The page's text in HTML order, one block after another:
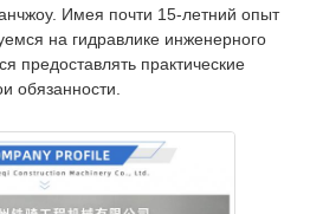
Имея почти 15-летний опыт
на гидравлике инженерного
предоставлять практические
обязанности.